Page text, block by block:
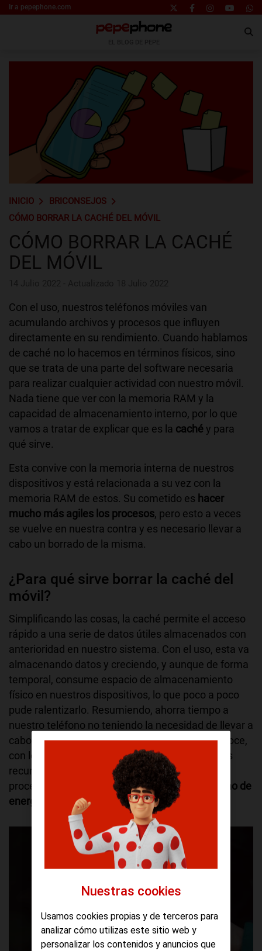
Ir a pepephone.com
INICIO
BRICONSEJOS
CÓMO BORRAR LA CACHÉ DEL MÓVIL
CÓMO BORRAR LA CACHÉ
DEL MÓVIL
Con el uso, nuestros teléfonos móviles van
acumulando archivos y procesos que influyen
directamente en su rendimiento. Cuando hablamos
de caché no lo hacemos en términos físicos, sino
que se trata de una parte del software necesaria
para realizar cualquier actividad con nuestro móvil.
Nada tiene que ver con la memoria RAM y la
capacidad de almacenamiento interno, por lo que
vamos a tratar de explicar que es la cachéy para
qué sirve.
Esta convive con la memoria interna de nuestros
dispositivos y está relacionada a su vez con la
memoria RAM de estos. Su cometido es hacer
mucho más agiles los procesos, pero esto a veces
se vuelve en nuestra contra y es necesario llevar a
cabo un borrado de la misma.
¿Para qué sirve borrar la caché del
móvil?
Simplificando las cosas, la caché permite el acceso
rápido a una serie de datos útiles almacenados con
anterioridad en nuestro sistema. Con el uso, esta va
almacenando datos y creciendo, y aunque de forma
temporal, consume espacio de almacenamiento
físico en nuestros dispositivos, lo que poco a poco
pude ralentizarlo. Resumiendo, ahorra tiempo a
nuestro teléfono no teniendo la necesidad de llevar a
cabo procesos que ha ejecutado antes y ya conoce,
con lo que conseguimos una optimización de los
recursos y una mayor velocidad de ejecución de
procesos, llegando a influirincluso en el consumo de
energía
Nuestras cookies
Usamos cookies propias y de terceros para
analizar cómo utilizas este sitio web y
personalizar los contenidos y anuncios que